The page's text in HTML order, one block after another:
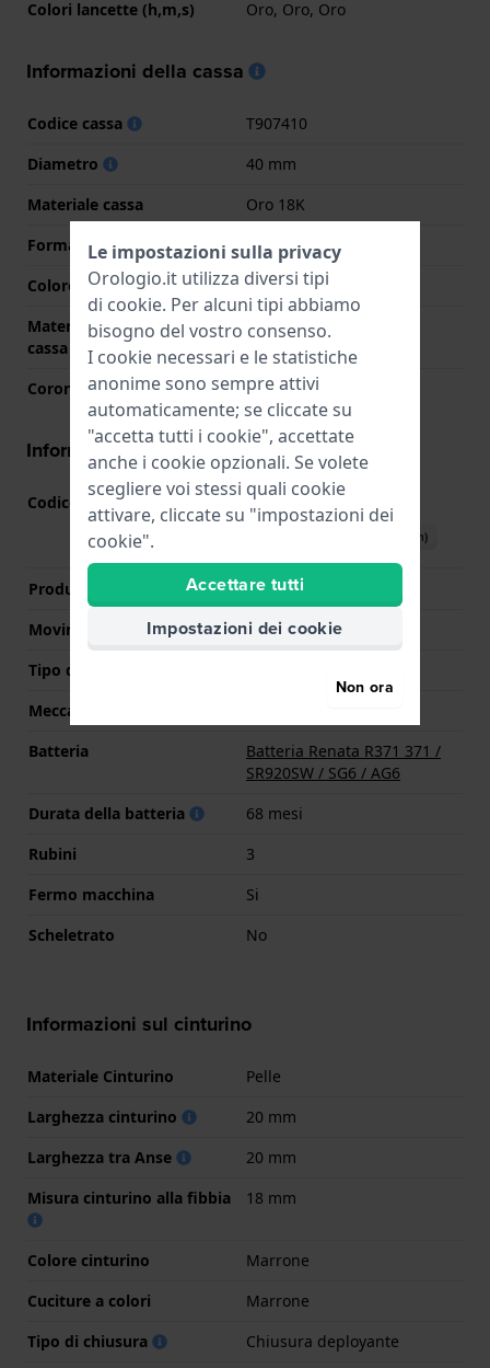
Colori lancette (h,m,s) Oro, Oro, Oro
Informazioni della cassa
Codice cassa
T907410
Diametro
40 mm
Materiale cassa
Oro 18K
Forma della cassa
Rotondo
Colore della cassa
Oro
Materiale del retro della
cassa
Oro 18K
Corona Corona da estrarre
Informazioni del movimento
Codice Movimento F07.111
Scarica il manuale (English)
Produttore Movimento
ETA
Movimento svizzero
Si
Tipo di display
Meccanismo
Batteria
Batteria Renata R371 371 /
SR920SW / SG6 / AG6
Durata della batteria
68 mesi
Rubini
3
Fermo macchina
Si
Scheletrato
No
Informazioni sul cinturino
Materiale Cinturino
Pelle
Larghezza cinturino
20 mm
Larghezza tra Anse
20 mm
Misura cinturino alla fibbia
18 mm
Colore cinturino
Marrone
Cuciture a colori
Marrone
Tipo di chiusura
Chiusura deployante
Le impostazioni sulla privacy
Orologio.it utilizza diversi tipi
di cookie. Per alcuni tipi abbiamo
bisogno del vostro consenso.
I cookie necessari e le statistiche
anonime sono sempre attivi
automaticamente; se cliccate su
"accetta tutti i cookie", accettate
anche i cookie opzionali. Se volete
scegliere voi stessi quali cookie
attivare, cliccate su "impostazioni dei
cookie".
Accettare tutti
Impostazioni dei cookie
Non ora